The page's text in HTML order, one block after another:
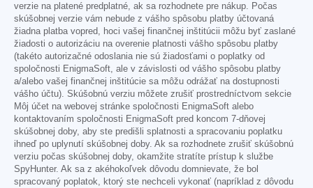
verzie na platené predplatné, ak sa rozhodnete pre nákup. Počas
skúšobnej verzie vám nebude z vášho spôsobu platby účtovaná
žiadna platba vopred, hoci vašej finančnej inštitúcii môžu byť zaslané
žiadosti o autorizáciu na overenie platnosti vášho spôsobu platby
(takéto autorizačné odoslania nie sú žiadosťami o poplatky od
spoločnosti EnigmaSoft, ale v závislosti od vášho spôsobu platby
a/alebo vašej finančnej inštitúcie sa môžu odrážať na dostupnosti
vášho účtu). Skúšobnú verziu môžete zrušiť prostredníctvom sekcie
Môj účet na webovej stránke spoločnosti EnigmaSoft alebo
kontaktovaním spoločnosti EnigmaSoft pred koncom 7-dňovej
skúšobnej doby, aby ste predišli splatnosti a spracovaniu poplatku
ihneď po uplynutí skúšobnej doby. Ak sa rozhodnete zrušiť skúšobnú
verziu počas skúšobnej doby, okamžite stratíte prístup k službe
SpyHunter. Ak sa z akéhokoľvek dôvodu domnievate, že bol
spracovaný poplatok, ktorý ste nechceli vykonať (napríklad z dôvodu